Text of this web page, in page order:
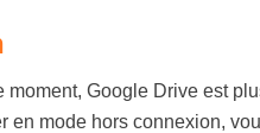
Google Drive est
mode hors connexion,